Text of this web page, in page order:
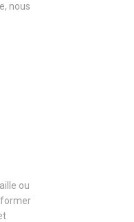
nous
ou